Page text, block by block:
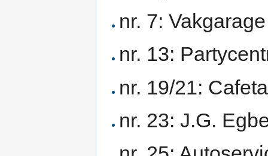
nr. 7:
nr. 13:
nr. 19/21:
nr. 23: J.G.